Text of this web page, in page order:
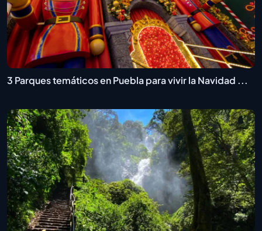
3 Parques temáticos en Puebla para vivir la Navidad ...